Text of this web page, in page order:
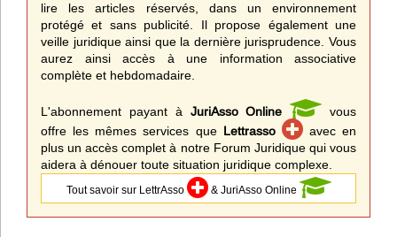
lire les articles réservés, dans un environnement
protégé et sans publicité. Il propose également une
veille juridique ainsi que la dernière jurisprudence. Vous
aurez ainsi accès à une information associative
complète et hebdomadaire.
L'abonnement payant à JuriAsso Online
vous
offre les mêmes services que Lettrasso
avec en
plus un accès complet à notre Forum Juridique qui vous
aidera à dénouer toute situation juridique complexe.
Tout savoir sur LettrAsso & JuriAsso Online